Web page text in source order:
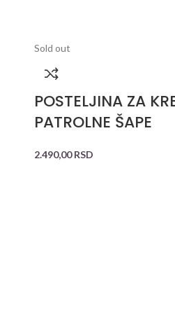
Sold out
POSTELJINA ZA
PATROLNE ŠAPE
2.490,00RSD